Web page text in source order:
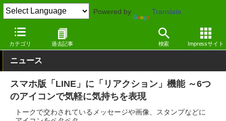
Powered by Translate
カテゴリ 過去記事 検索 Impressサイト
窓の杜 インターネット iOS
ニュース
スマホ版「LINE」に「リアクション」機能 ～6つ
のアイコンで気軽に気持ちを表現
トークで交わされているメッセージや画像、スタンプなどに